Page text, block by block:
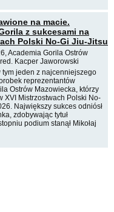
na macie.
z sukcesami na
Polski No-Gi Jiu-Jitsu
Academia Gorila Ostrów
Kacper Jaworowski
tym jeden z najcenniejszego
reprezentantów
Ostrów Mazowiecka, którzy
XVI Mistrzostwach Polski No-
Największy sukces odniósł
zdobywając tytuł
podium stanął Mikołaj